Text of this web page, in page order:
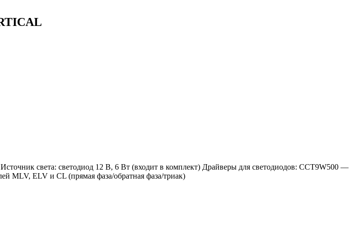
света: светодиод 12 В, 6 Вт (входит в комплект) Драйверы для светодиодов: CCT9W500 —
MLV, ELV и CL (прямая фаза/обратная фаза/триак)